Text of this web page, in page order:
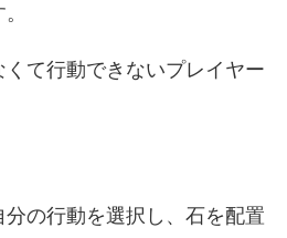
て行動できないプレイヤー
の行動を選択し、石を配置